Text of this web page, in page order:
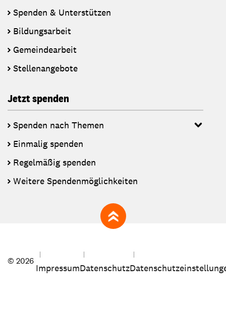
Spenden & Unterstützen
Bildungsarbeit
Gemeindearbeit
Stellenangebote
Jetzt spenden
Spenden nach Themen
Einmalig spenden
Regelmäßig spenden
Weitere Spendenmöglichkeiten
zum Seitenanfang
© 2026
ImpressumDatenschutz